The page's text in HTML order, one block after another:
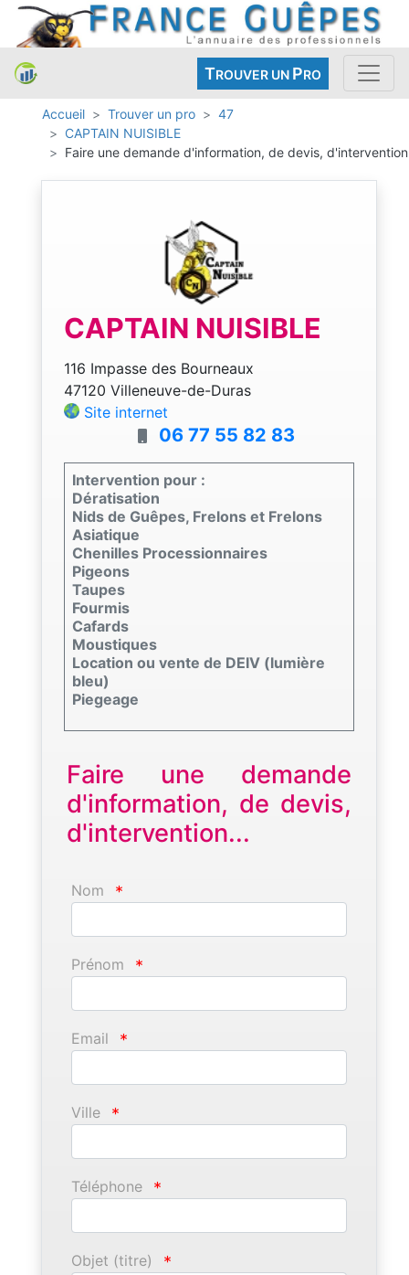
TROUVER UN PRO
Accueil Trouver un pro
47
CAPTAIN NUISIBLE
Faire une demande d'information, de devis, d'intervention
CAPTAIN NUISIBLE
116 Impasse des Bourneaux
47120 Villeneuve-de-Duras
Site internet
06 77 55 82 83
Intervention pour :
Dératisation
Nids de Guêpes, Frelons et Frelons
Asiatique
Chenilles Processionnaires
Pigeons
Taupes
Fourmis
Cafards
Moustiques
Location ou vente de DEIV (lumière
bleu)
Piegeage
Faire une demande
d'information, de devis,
d'intervention...
Nom *
Prénom *
Email *
Ville *
Téléphone *
Objet (titre) *